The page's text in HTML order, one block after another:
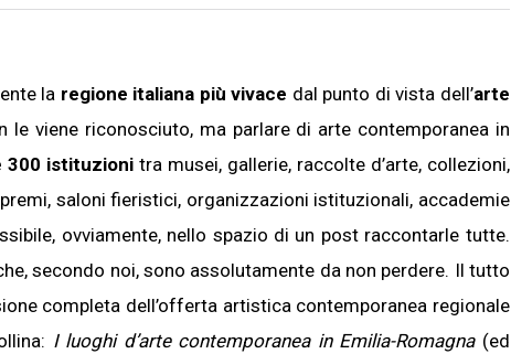
la regione italiana più vivace dal punto di vista dell’arte
le viene riconosciuto, ma parlare di arte contemporanea in
300 istituzionitra musei, gallerie, raccolte d’arte, collezioni,
saloni fieristici, organizzazioni istituzionali, accademie
ovviamente, nello spazio di un post raccontarle tutte.
secondo noi, sono assolutamente da non perdere. Il tutto
completa dell’offerta artistica contemporanea regionale
I luoghi d’arte contemporanea in Emilia-Romagna (ed